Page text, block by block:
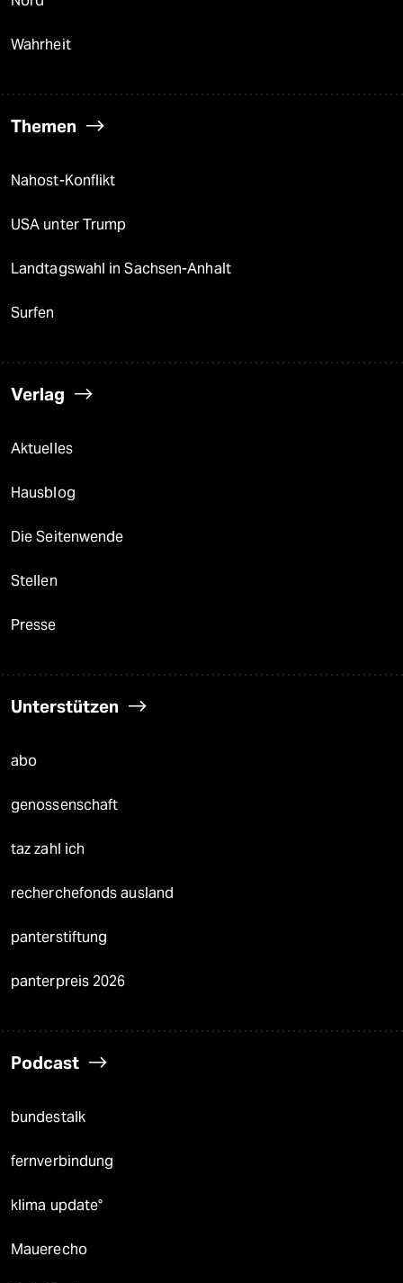
Wahrheit
Themen
Nahost-Konflikt
USA unter Trump
Landtagswahl in Sachsen-Anhalt
Surfen
Verlag
Aktuelles
Hausblog
Die Seitenwende
Stellen
Presse
Unterstützen
abo
genossenschaft
taz zahl ich
recherchefonds ausland
panterstiftung
panterpreis 2026
Podcast
bundestalk
fernverbindung
klima update°
Mauerecho